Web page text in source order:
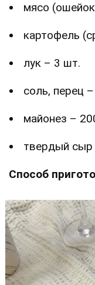
мясо
картофель
лук – 3 шт.
соль, перец
майонез –
твердый
Способ